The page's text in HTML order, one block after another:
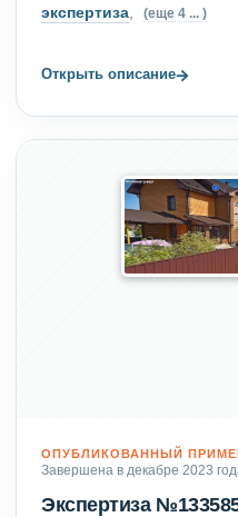
экспертиза
(еще 4 ... )
Открыть описание→
ОПУБЛИКОВАННЫЙ
Завершена в декабре 2023
Экспертиза